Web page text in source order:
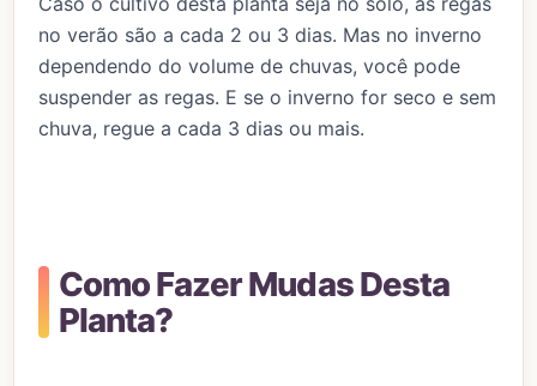
no verão são a cada 2 ou 3 dias. Mas no inverno
dependendo do volume de chuvas, você pode
suspender as regas. E se o inverno for seco e sem
chuva, regue a cada 3 dias ou mais.
Como Fazer Mudas Desta
Planta?